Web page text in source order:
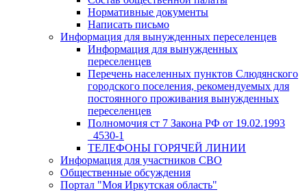
Нормативные документы
Написать письмо
Информация для вынужденных переселенцев
Информация для вынужденных
переселенцев
Перечень населенных пунктов Слюдянского
городского поселения, рекомендуемых для
постоянного проживания вынужденных
переселенцев
Полномочия ст 7 Закона РФ от 19.02.1993
_4530-1
ТЕЛЕФОНЫ ГОРЯЧЕЙ ЛИНИИ
Информация для участников СВО
Общественные обсуждения
Портал "Моя Иркутская область"